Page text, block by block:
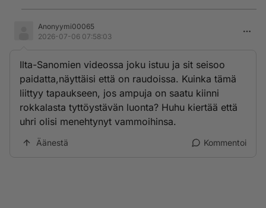
Anonyymi00065
2026-07-06 07:58:03
Ilta-Sanomien videossa joku istuu ja sit seisoo
paidatta,näyttäisi että on raudoissa. Kuinka tämä
liittyy tapaukseen, jos ampuja on saatu kiinni
rokkalasta tyttöystävän luonta? Huhu kiertää että
uhri olisi menehtynyt vammoihinsa.
Äänestä Kommentoi